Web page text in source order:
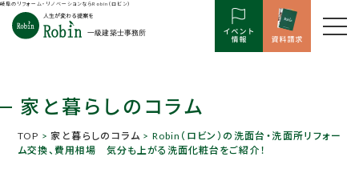
岐阜のリフォーム・リノベーションならRobin（ロビン）
家と暮らしのコラム
TOP >家と暮らしのコラム > Robin（ロビン）の洗面台・洗面所リフォー
ム交換、費用相場 気分も上がる洗面化粧台をご紹介！